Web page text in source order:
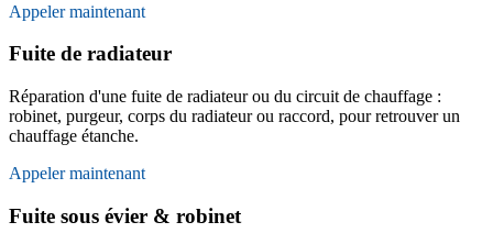
Appeler maintenant
Fuite de radiateur
Réparation d'une fuite de radiateur ou du circuit de chauffage :
robinet, purgeur, corps du radiateur ou raccord, pour retrouver un
chauffage étanche.
Appeler maintenant
Fuite sous évier & robinet